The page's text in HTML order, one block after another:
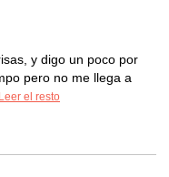
y digo un poco por
pero no me llega a
Leer el resto